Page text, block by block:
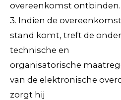
overeenkomst ontbinden.
3. Indien de
stand komt, treft de
technische en
organisatorische
van de elektronische
zorgt hij